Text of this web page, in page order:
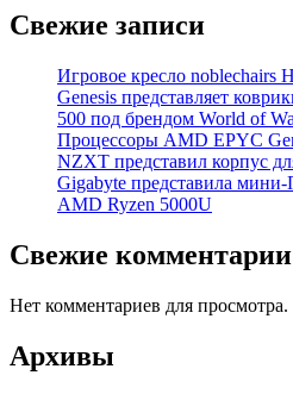
Свежие записи
Игровое кресло noblechairs
Genesis представляет
500 под брендом World of
Процессоры AMD EPYC
NZXT представил корпус
Gigabyte представила
AMD Ryzen 5000U
Свежие комментарии
Нет комментариев для просмотра.
Архивы